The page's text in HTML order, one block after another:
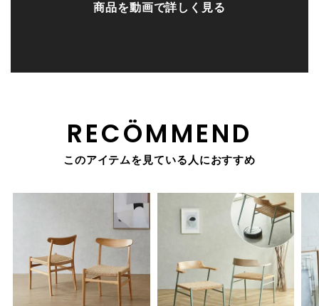
商品を動画で詳しく見る
RECÖMMEND
このアイテムを見ている人におすすめ